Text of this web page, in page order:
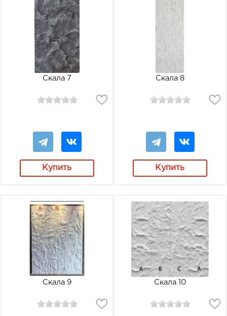
Скала 7
Купить
Скала 8
Купить
Скала 9 Скала 10